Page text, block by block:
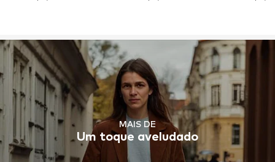
MAIS DE
Um toque aveludado